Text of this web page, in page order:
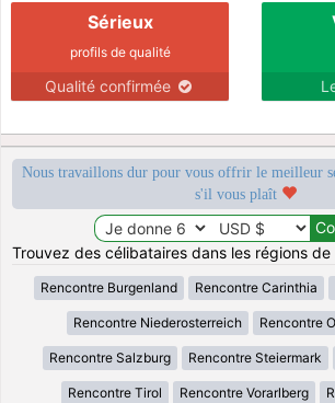
Sérieux
profils de qualité
Qualité confirmée
Nous travaillons dur pour vous offrir le meilleur
s'il vous plaît
Trouvez des célibataires dans les régions de
Rencontre Burgenland Rencontre Carinthia
Rencontre Niederosterreich Rencontre
Rencontre Salzburg Rencontre Steiermark
Rencontre Tirol Rencontre Vorarlberg